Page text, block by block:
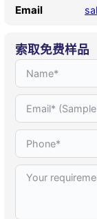
Email
索取免费样品